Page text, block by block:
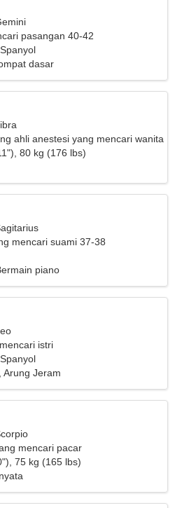
pasangan 40-42
dasar
ahli anestesi yang mencari wanita
80 kg (176 lbs)
mencari suami 37-38
piano
istri
Arung Jeram
mencari pacar
75 kg (165 lbs)